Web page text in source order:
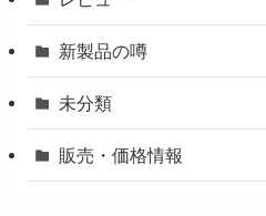
新製品の噂
未分類
販売・価格情報